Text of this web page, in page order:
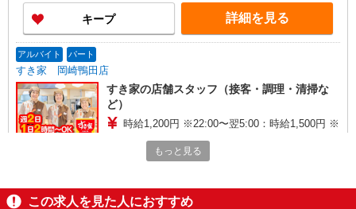
キープ 詳細を見る
アルバイト パート
すき家 岡崎鴨田店
すき家の店舗スタッフ（接客・調理・清掃な
ど）
時給1,200円 ※22:00〜翌5:00：時給1,500円 ※
高校生時給1,150円 ※早朝手当（5:00〜9:00）時給
愛知県岡崎市鴨田町字広元146
キープ 詳細を見る
もっと見る
この求人を見た人におすすめ